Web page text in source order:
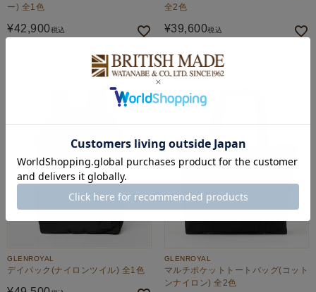
ー) 全1色
¥42,900税込
全2色
¥39,600税込
GLENROYAL
デイパック(ナイロンツイル) 全1色
OUTLET
GLENROYAL
マルチポケットトートバッグ(コット
ンナイロン) 全2色